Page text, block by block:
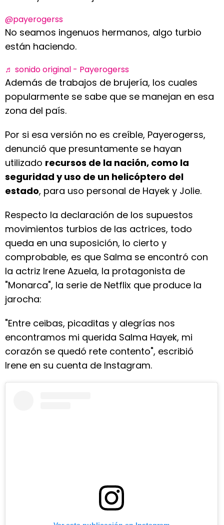
@payerogerss
No seamos ingenuos hermanos, algo turbio
están haciendo.
♬ sonido original - Payerogerss
Además de trabajos de brujería, los cuales
popularmente se sabe que se manejan en esa
zona del país.
Por si esa versión no es creíble, Payerogerss,
denunció que presuntamente se hayan
utilizado recursos de la nación, como la
seguridad y uso de un helicóptero del
estado, para uso personal de Hayek y Jolie.
Respecto la declaración de los supuestos
movimientos turbios de las actrices, todo
queda en una suposición, lo cierto y
comprobable, es que Salma se encontró con
la actriz Irene Azuela, la protagonista de
"Monarca", la serie de Netflix que produce la
jarocha:
"Entre ceibas, picaditas y alegrías nos
encontramos mi querida Salma Hayek, mi
corazón se quedó rete contento", escribió
Irene en su cuenta de Instagram.